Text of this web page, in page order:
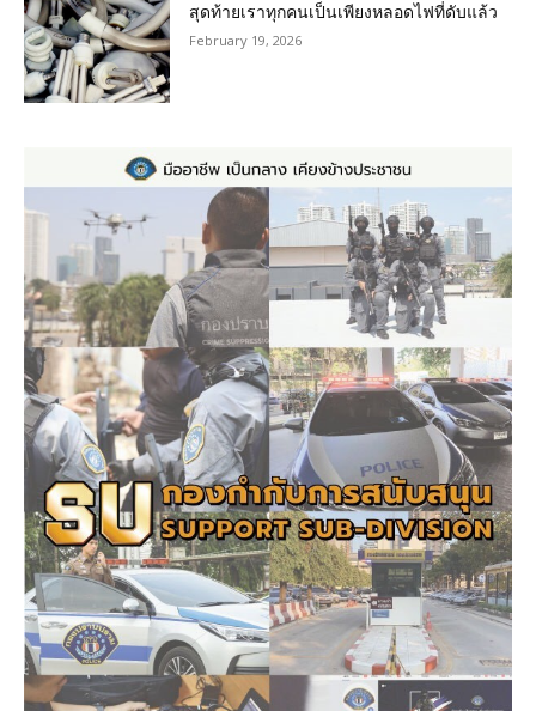
สุดท้ายเราทุกคนเป็นเพียงหลอดไฟที่ดับแล้ว
February 19, 2026